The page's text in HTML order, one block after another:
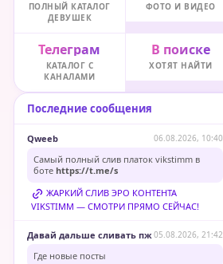
ПОЛНЫЙ КАТАЛОГ
ДЕВУШЕК
ФОТО И ВИДЕО
Телеграм
КАТАЛОГ С
КАНАЛАМИ
В поиске
ХОТЯТ НАЙТИ
Последние сообщения
Qweeb 06.08.2026, 10:40
Самый полный слив платок vikstimm в
боте https://t.me/s
ЖАРКИЙ СЛИВ ЭРО КОНТЕНТА
VIKSTIMM — СМОТРИ ПРЯМО СЕЙЧАС!
Давай дальше сливать пж05.08.2026, 21:42
Где новые посты